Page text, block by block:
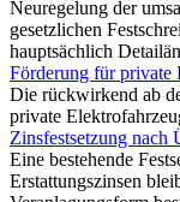
Neuregelung der
gesetzlichen
hauptsächlich
Förderung für private
Die rückwirkend ab
private
Zinsfestsetzung nach
Eine bestehende
Erstattungszinsen